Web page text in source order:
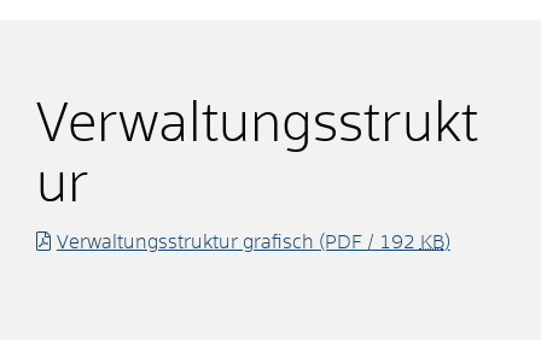
Verwaltungsstrukt
ur
Verwaltungsstruktur grafisch (PDF / 192 KB)